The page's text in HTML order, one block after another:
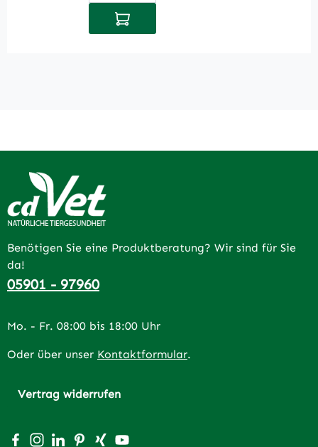
In den Warenkorb
Benötigen Sie eine Produktberatung? Wir sind für Sie
da!
05901 - 97960
Mo. - Fr. 08:00 bis 18:00 Uhr
Oder über unser Kontaktformular.
Vertrag widerrufen
Besuche uns auf Facebook – öffnet in neuem Tab
Schau auf Instagram vorbei – öffnet in neuem Tab
Vernetze dich mit uns auf LinkedIn – öffnet in
Lass dich auf Pinterest inspirieren – öffnet
Vernetze dich mit uns auf Xing – öffnet
Sieh dir unsere Videos auf YouTube